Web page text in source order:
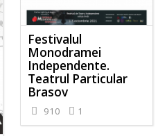
Festivalul
Monodramei
Independente.
Teatrul Particular
Brasov
910 1